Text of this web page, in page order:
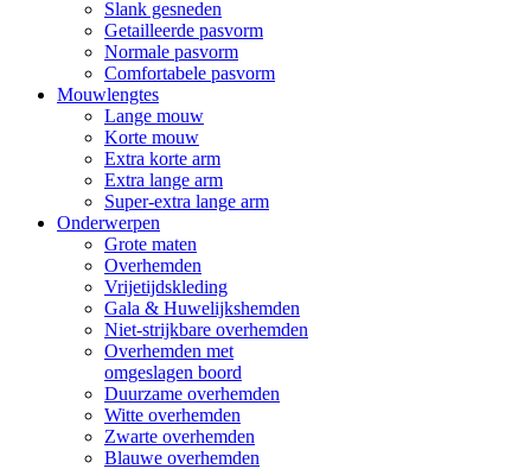
Slank gesneden
Getailleerde pasvorm
Normale pasvorm
Comfortabele pasvorm
Mouwlengtes
Lange mouw
Korte mouw
Extra korte arm
Extra lange arm
Super-extra lange arm
Onderwerpen
Grote maten
Overhemden
Vrijetijdskleding
Gala & Huwelijkshemden
Niet-strijkbare overhemden
Overhemden met
omgeslagen boord
Duurzame overhemden
Witte overhemden
Zwarte overhemden
Blauwe overhemden